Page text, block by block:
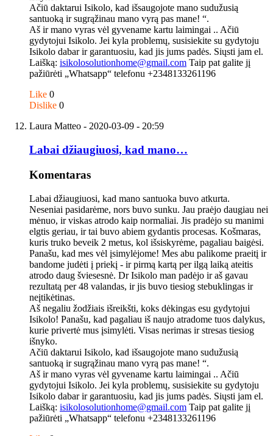
Ačiū daktarui Isikolo, kad išsaugojote mano sudužusią
santuoką ir sugrąžinau mano vyrą pas mane! “.
Aš ir mano vyras vėl gyvename kartu laimingai .. Ačiū
gydytojui Isikolo. Jei kyla problemų, susisiekite su gydytoju
Isikolo dabar ir garantuosiu, kad jis jums padės. Siųsti jam el.
Laišką: isikolosolutionhome@gmail.com Taip pat galite jį
pažiūrėti „Whatsapp“ telefonu +2348133261196
Like 0
Dislike 0
Laura Matteo - 2020-03-09 - 20:59
Labai džiaugiuosi, kad mano…
Komentaras
Labai džiaugiuosi, kad mano santuoka buvo atkurta.
Neseniai pasidarėme, nors buvo sunku. Jau praėjo daugiau nei
mėnuo, ir viskas atrodo kaip normaliai. Jis pradėjo su manimi
elgtis geriau, ir tai buvo abiem gydantis procesas. Košmaras,
kuris truko beveik 2 metus, kol išsiskyrėme, pagaliau baigėsi.
Panašu, kad mes vėl įsimylėjome! Mes abu palikome praeitį ir
bandome judėti į priekį - ir pirmą kartą per ilgą laiką ateitis
atrodo daug šviesesnė. Dr Isikolo man padėjo ir aš gavau
rezultatą per 48 valandas, ir jis buvo tiesiog stebuklingas ir
neįtikėtinas.
Aš negaliu žodžiais išreikšti, koks dėkingas esu gydytojui
Isikolo! Panašu, kad pagaliau iš naujo atradome tuos dalykus,
kurie privertė mus įsimylėti. Visas nerimas ir stresas tiesiog
išnyko.
Ačiū daktarui Isikolo, kad išsaugojote mano sudužusią
santuoką ir sugrąžinau mano vyrą pas mane! “.
Aš ir mano vyras vėl gyvename kartu laimingai .. Ačiū
gydytojui Isikolo. Jei kyla problemų, susisiekite su gydytoju
Isikolo dabar ir garantuosiu, kad jis jums padės. Siųsti jam el.
Laišką: isikolosolutionhome@gmail.com Taip pat galite jį
pažiūrėti „Whatsapp“ telefonu +2348133261196